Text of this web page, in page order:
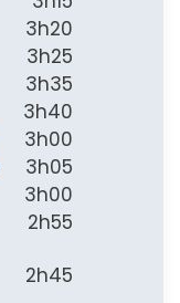
3h20
3h25
3h35
3h40
3h00
3h05
3h00
2h55
2h45